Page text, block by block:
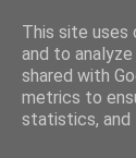
Bücher, Blogs
This site uses
and to
shared with
metrics to
statistics, and